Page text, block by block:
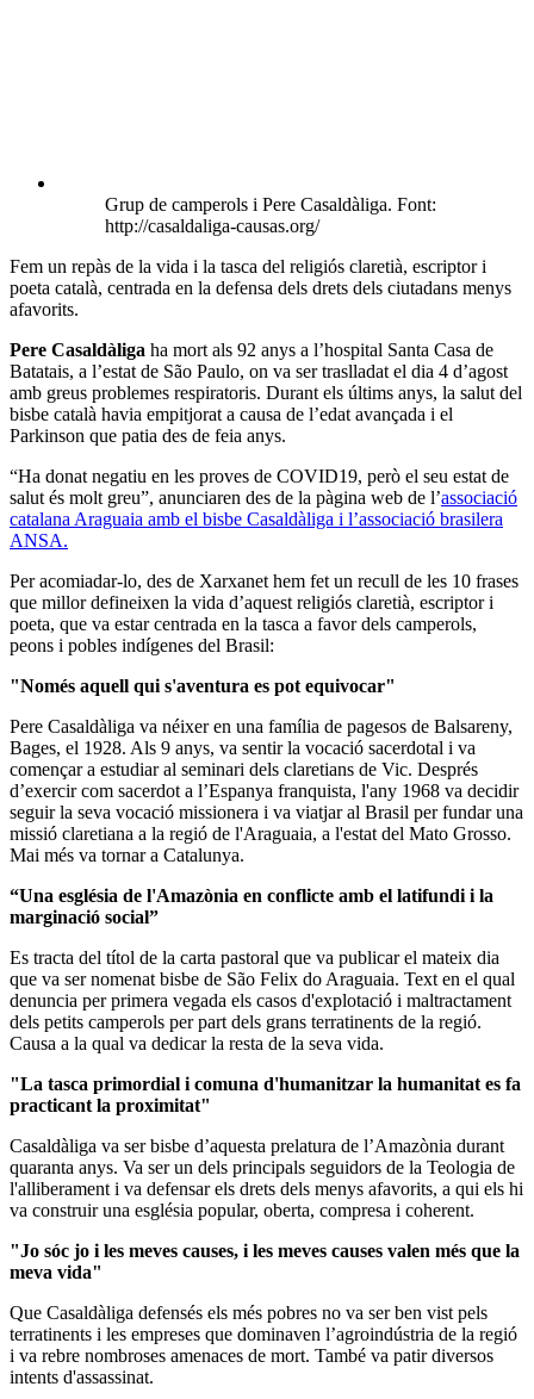
Grup de camperols i Pere Casaldàliga. Font:
http://casaldaliga-causas.org/
Fem un repàs de la vida i la tasca del religiós claretià, escriptor i
poeta català, centrada en la defensa dels drets dels ciutadans menys
afavorits.
Pere Casaldàliga ha mort als 92 anys a l’hospital Santa Casa de
Batatais, a l’estat de São Paulo, on va ser traslladat el dia 4 d’agost
amb greus problemes respiratoris. Durant els últims anys, la salut del
bisbe català havia empitjorat a causa de l’edat avançada i el
Parkinson que patia des de feia anys.
“Ha donat negatiu en les proves de COVID19, però el seu estat de
salut és molt greu”, anunciaren des de la pàgina web de l’associació
catalana Araguaia amb el bisbe Casaldàliga i l’associació brasilera
ANSA.
Per acomiadar-lo, des de Xarxanet hem fet un recull de les 10 frases
que millor defineixen la vida d’aquest religiós claretià, escriptor i
poeta, que va estar centrada en la tasca a favor dels camperols,
peons i pobles indígenes del Brasil:
"Només aquell qui s'aventura es pot equivocar"
Pere Casaldàliga va néixer en una família de pagesos de Balsareny,
Bages, el 1928. Als 9 anys, va sentir la vocació sacerdotal i va
començar a estudiar al seminari dels claretians de Vic. Després
d’exercir com sacerdot a l’Espanya franquista, l'any 1968 va decidir
seguir la seva vocació missionera i va viatjar al Brasil per fundar una
missió claretiana a la regió de l'Araguaia, a l'estat del Mato Grosso.
Mai més va tornar a Catalunya.
“Una església de l'Amazònia en conflicte amb el latifundi i la
marginació social”
Es tracta del títol de la carta pastoral que va publicar el mateix dia
que va ser nomenat bisbe de São Felix do Araguaia. Text en el qual
denuncia per primera vegada els casos d'explotació i maltractament
dels petits camperols per part dels grans terratinents de la regió.
Causa a la qual va dedicar la resta de la seva vida.
"La tasca primordial i comuna d'humanitzar la humanitat es fa
practicant la proximitat"
Casaldàliga va ser bisbe d’aquesta prelatura de l’Amazònia durant
quaranta anys. Va ser un dels principals seguidors de la Teologia de
l'alliberament i va defensar els drets dels menys afavorits, a qui els hi
va construir una església popular, oberta, compresa i coherent.
"Jo sóc jo i les meves causes, i les meves causes valen més que la
meva vida"
Que Casaldàliga defensés els més pobres no va ser ben vist pels
terratinents i les empreses que dominaven l’agroindústria de la regió
i va rebre nombroses amenaces de mort. També va patir diversos
intents d'assassinat.